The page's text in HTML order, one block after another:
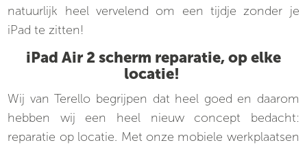
natuurlijk heel vervelend om een tijdje zonder je
iPad te zitten!
iPad Air 2 scherm reparatie, op elke
locatie!
Wij van Terello begrijpen dat heel goed en daarom
hebben wij een heel nieuw concept bedacht:
reparatie op locatie. Met onze mobiele werkplaatsen